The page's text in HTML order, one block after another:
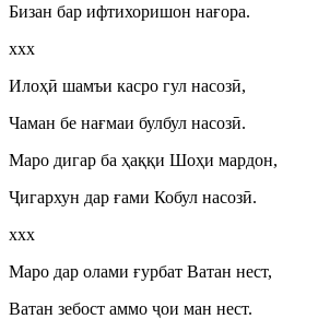
Бизан бар ифтихоришон нағора.
ххх
Илоҳӣ шамъи касро гул насозӣ,
Чаман бе нағмаи булбул насозӣ.
Маро дигар ба ҳаққи Шоҳи мардон,
Ҷигархун дар ғами Кобул насозӣ.
ххх
Маро дар олами ғурбат Ватан нест,
Ватан зебост аммо ҷои ман нест.